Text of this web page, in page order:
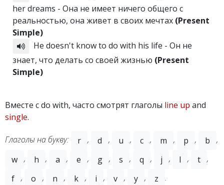
her dreams - Она не имеет ничего общего с
реальностью, она живет в своих мечтах (Present
Simple)
He doesn't know to do with his life - Он не
знает, что делать со своей жизнью (Present
Simple)
Вместе с do with, часто смотрят глаголы line up and
single.
Глаголы на букву: r , d , u , c , m , p , b
,
w , h , a , e , g , s , q , j , l , t ,
f , o , n , k , i , v , y , z .